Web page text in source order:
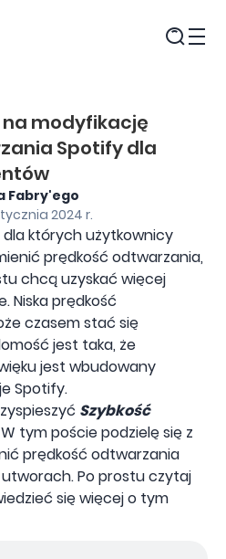
modyfikację
Spotify dla
Fabry'ego
2024 r.
których użytkownicy
prędkość odtwarzania,
chcą uzyskać więcej
Niska prędkość
czasem stać się
jest taka, że
jest wbudowany
Spotify.
Szybkość
tym poście podzielę się z
prędkość odtwarzania
Po prostu czytaj
się więcej o tym